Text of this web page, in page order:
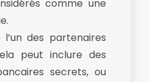
comme une
l’un des partenaires
peut inclure des
secrets, ou